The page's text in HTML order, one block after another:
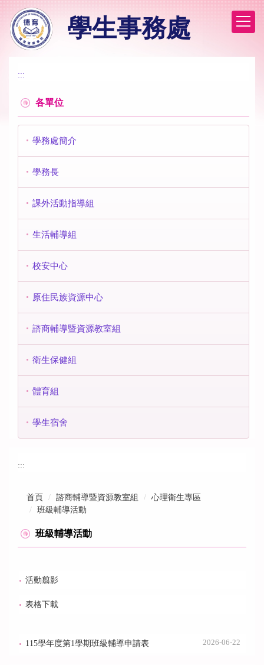
到
主
學生事務處
:::
各單位
學務處簡介
學務長
課外活動指導組
生活輔導組
校安中心
原住民族資源中心
諮商輔導暨資源教室組
衛生保健組
體育組
學生宿舍
:::
首頁 諮商輔導暨資源教室組
心理衛生專區
班級輔導活動
班級輔導活動
活動翦影
表格下載
115學年度第1學期班級輔導申請表 2026-06-22